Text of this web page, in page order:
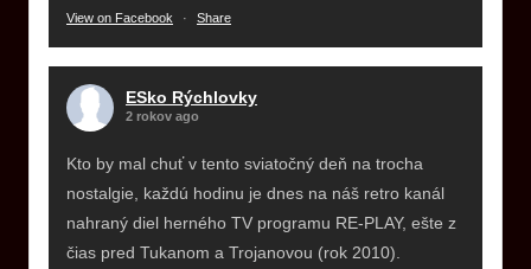
View on Facebook · Share
ESko Rýchlovky
2 rokov ago
Kto by mal chuť v tento sviatočný deň na trocha
nostalgie, každú hodinu je dnes na náš retro kanál
nahraný diel herného TV programu RE-PLAY, ešte z
čias pred Tukanom a Trojanovou (rok 2010).